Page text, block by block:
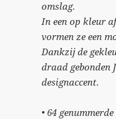
omslag.
In een op kleur
vormen ze een
Dankzij de
draad gebonden
designaccent.
• 64